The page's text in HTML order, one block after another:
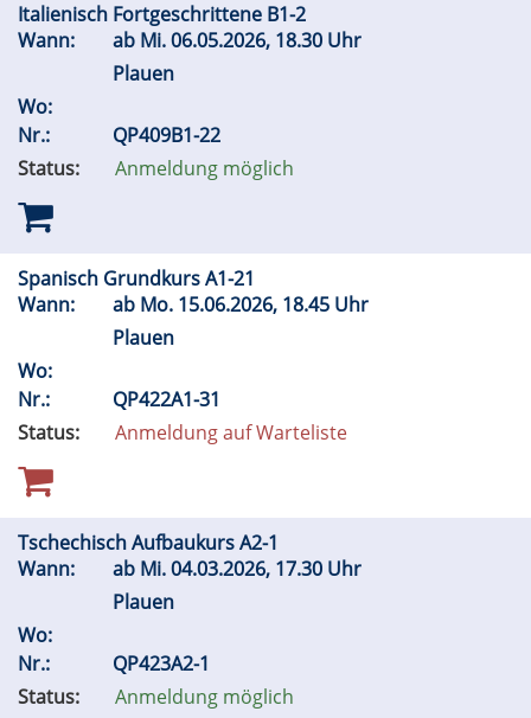
Italienisch Fortgeschrittene B1-2
Wann:
ab Mi.06.05.2026, 18.30 Uhr
Plauen
Wo:
Nr.:
QP409B1-22
Status:
Anmeldung möglich
Spanisch Grundkurs A1-21
Wann:
ab Mo. 15.06.2026, 18.45 Uhr
Plauen
Wo:
Nr.:
QP422A1-31
Status:
Anmeldung auf Warteliste
Tschechisch Aufbaukurs A2-1
Wann:
ab Mi.04.03.2026, 17.30 Uhr
Plauen
Wo:
Nr.:
QP423A2-1
Status:
Anmeldung möglich